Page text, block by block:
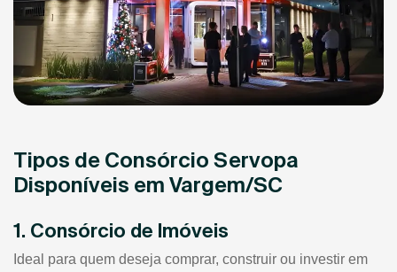
Tipos de Consórcio Servopa
Disponíveis em Vargem/SC
1. Consórcio de Imóveis
Ideal para quem deseja comprar, construir ou investir em